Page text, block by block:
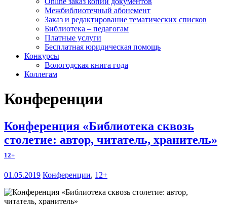
Межбиблиотечный абонемент
Заказ и редактирование тематических списков
Библиотека – педагогам
Платные услуги
Бесплатная юридическая помощь
Конкурсы
Вологодская книга года
Коллегам
Конференции
Конференция «Библиотека сквозь
столетие: автор, читатель, хранитель»
12+
01.05.2019 Конференции, 12+